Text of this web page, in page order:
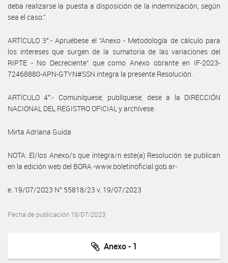
deba realizarse la puesta a disposición de la indemnización, según
sea el caso.”.
ARTÍCULO 3°.- Apruébese el “Anexo - Metodología de cálculo para
los intereses que surgen de la sumatoria de las variaciones del
RIPTE - No Decreciente” que como Anexo obrante en IF-2023-
72468880-APN-GTYN#SSN integra la presente Resolución.
ARTÍCULO 4°.- Comuníquese, publíquese, dese a la DIRECCIÓN
NACIONAL DEL REGISTRO OFICIAL y archívese.
Mirta Adriana Guida
NOTA: El/los Anexo/s que integra/n este(a) Resolución se publican
en la edición web del BORA -www.boletinoficial.gob.ar-
e. 19/07/2023 N° 55818/23 v. 19/07/2023
Fecha de publicación 19/07/2023
Anexo - 1